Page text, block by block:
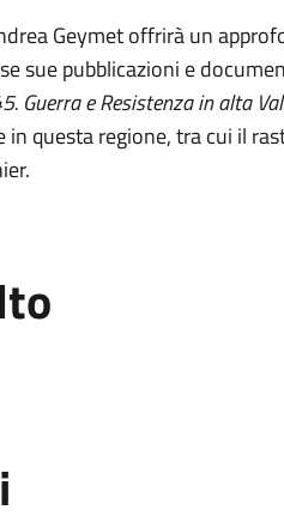
Geymet offrirà un
sue pubblicazioni e
Guerra e Resistenza in alta
in questa regione, tra cui il